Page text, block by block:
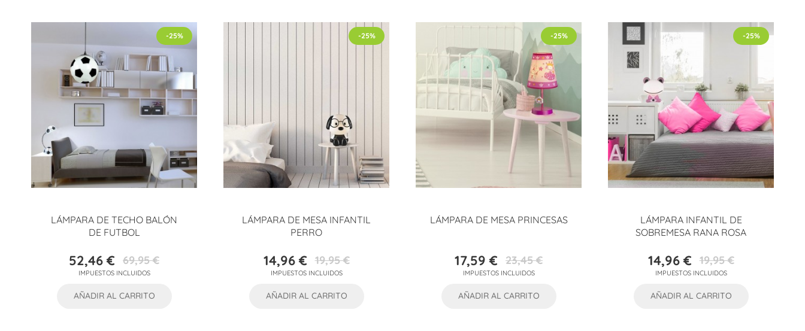
LÁMPARA DE TECHO BALÓN
DE FUTBOL
Precio
52,46 €Precio
base
69,95 €
IMPUESTOS INCLUIDOS
-25%
AÑADIR AL CARRITO
LÁMPARA DE MESA INFANTIL
PERRO
Precio
14,96 €Precio
base
19,95 €
IMPUESTOS INCLUIDOS
-25%
AÑADIR AL CARRITO
LÁMPARA DE MESA PRINCESAS
Precio
17,59 € Precio
base
23,45 €
IMPUESTOS INCLUIDOS
-25%
AÑADIR AL CARRITO
LÁMPARA INFANTIL DE
SOBREMESA RANA ROSA
Precio
14,96 €Precio
base
19,95 €
IMPUESTOS INCLUIDOS
-25%
AÑADIR AL CARRITO